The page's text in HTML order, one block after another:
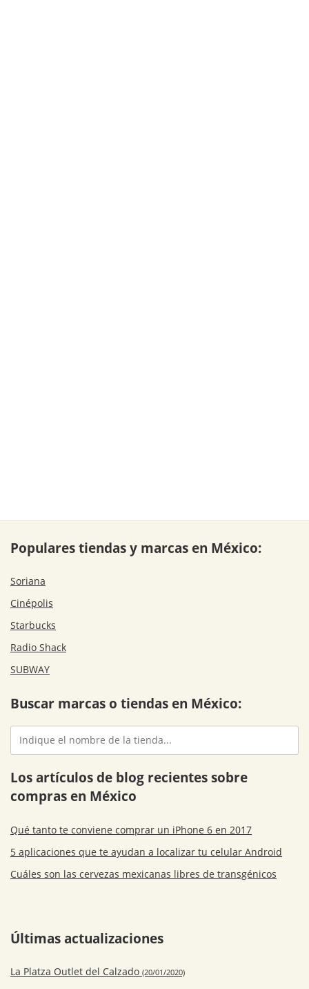
Populares tiendas y marcas en México:
Soriana
Cinépolis
Starbucks
Radio Shack
SUBWAY
Buscar marcas o tiendas en México:
Los artículos de blog recientes sobre
compras en México
Qué tanto te conviene comprar un iPhone 6 en 2017
5 aplicaciones que te ayudan a localizar tu celular Android
Cuáles son las cervezas mexicanas libres de transgénicos
Últimas actualizaciones
La Platza Outlet del Calzado (20/01/2020)